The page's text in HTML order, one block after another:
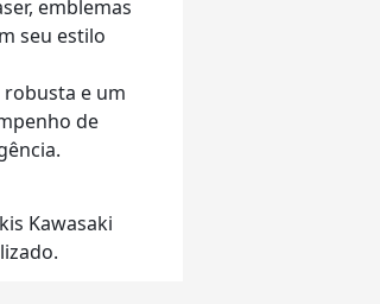
emblemas
seu estilo
e um
de
Kawasaki